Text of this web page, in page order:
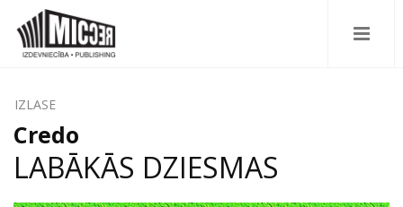
IZLASE
Credo
LABĀKĀS DZIESMAS